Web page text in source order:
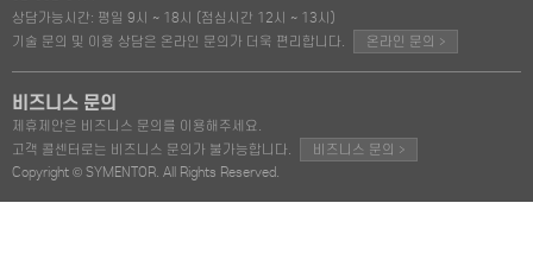
상담가능시간: 평일 9시 ~ 18시 (점심시간 12시 ~ 13시)
기술 문의 및 이용 상담은 온라인 문의가 더욱 편리합니다.
온라인 문의 >
비즈니스 문의
제휴제안은 비즈니스 문의를 이용해주세요.
고객 콜센터로는 비즈니스 문의가 불가능합니다.
비즈니스 문의 >
Copyright © SYMENTOR. All Rights Reserved.